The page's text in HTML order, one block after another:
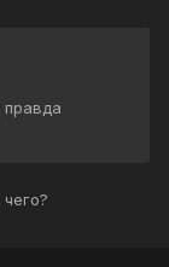
правда